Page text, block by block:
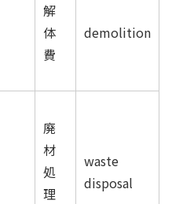
解
体
費
demolition
廃
材
処
理
waste
disposal